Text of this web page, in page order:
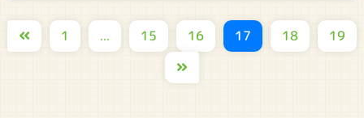
1 ... 15 16 17 18 19